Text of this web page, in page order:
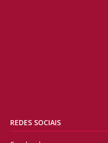
REDES SOCIAIS